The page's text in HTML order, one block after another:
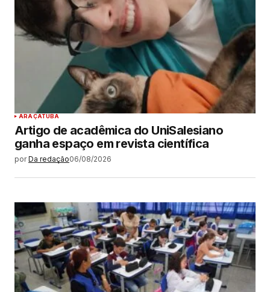
ARAÇATUBA
Artigo de acadêmica do UniSalesiano
ganha espaço em revista científica
por Da redação06/08/2026